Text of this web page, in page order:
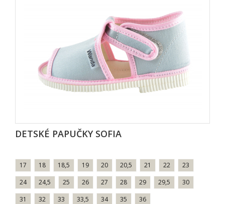
DETSKÉ PAPUČKY SOFIA
17 18 18,5 19 20 20,5 21 22
23
24
24,5 25 26 27 28 29 29,5
30
31
32 33 33,5 34 35 36